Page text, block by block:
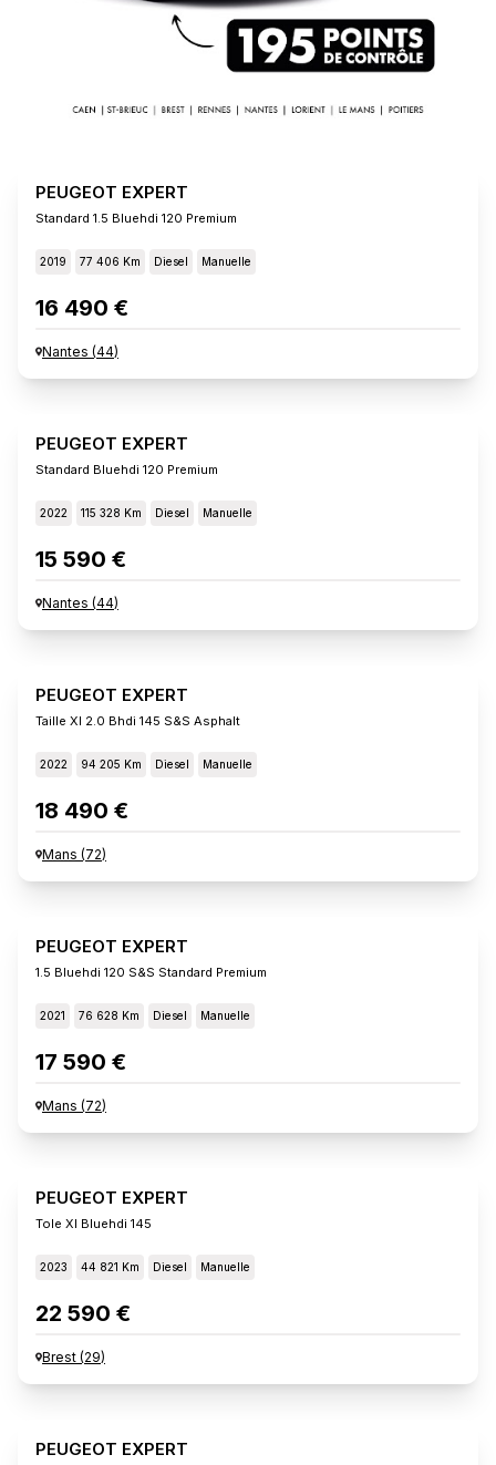
PEUGEOT EXPERT
Standard 1.5 Bluehdi 120 Premium
2019 77 406 Km Diesel Manuelle
16 490 €
Nantes (44)
PEUGEOT EXPERT
Standard Bluehdi 120 Premium
2022 115 328 Km Diesel Manuelle
15 590 €
Nantes (44)
PEUGEOT EXPERT
Taille Xl 2.0 Bhdi 145 S&s Asphalt
2022 94 205 Km Diesel Manuelle
18 490 €
Mans (72)
PEUGEOT EXPERT
1.5 Bluehdi 120 S&s Standard Premium
2021 76 628 Km Diesel Manuelle
17 590 €
Mans (72)
PEUGEOT EXPERT
Tole Xl Bluehdi 145
2023 44 821 Km Diesel Manuelle
22 590 €
Brest (29)
PEUGEOT EXPERT